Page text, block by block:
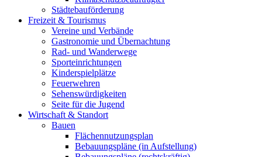
Städtebauförderung
Freizeit & Tourismus
Vereine und Verbände
Gastronomie und Übernachtung
Rad- und Wanderwege
Sporteinrichtungen
Kinderspielplätze
Feuerwehren
Sehenswürdigkeiten
Seite für die Jugend
Wirtschaft & Standort
Bauen
Flächennutzungsplan
Bebauungspläne (in Aufstellung)